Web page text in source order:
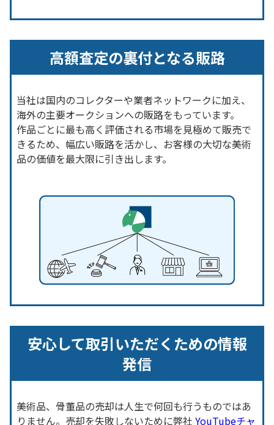
高額査定の裏付となる販路
当社は国内のコレクターや業者ネットワークに加え、
海外の主要オークションへの販路をもっています。
作品ごとに最も高く評価される市場を見極めて販売で
きるため、幅広い販路を活かし、お客様の大切な美術
品の価値を最大限に引き出します。
安心して取引いただくための情報
発信
美術品、骨董品の売却は人生で何回も行うものではあ
りません。売却を失敗しないために弊社 YouTubeチャ